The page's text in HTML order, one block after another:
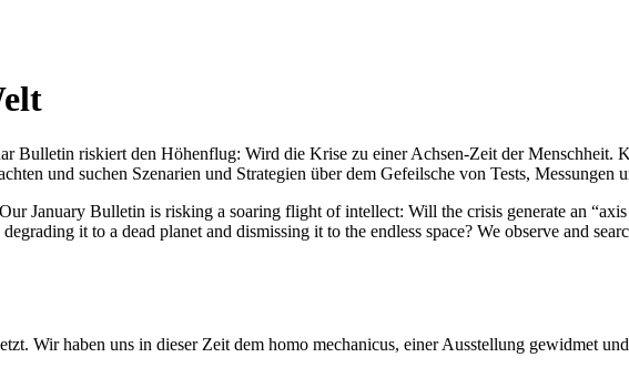
Bulletin riskiert den Höhenflug: Wird die Krise zu einer Achsen-Zeit der Menschheit.
und suchen Szenarien und Strategien über dem Gefeilsche von Tests, Messungen
January Bulletin is risking a soaring flight of intellect: Will the crisis generate an
it to a dead planet and dismissing it to the endless space? We observe and
Wir haben uns in dieser Zeit dem homo mechanicus, einer Ausstellung gewidmet